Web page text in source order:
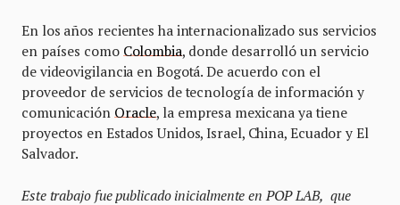
En los años recientes ha internacionalizado sus servicios
en países como Colombia, donde desarrolló un servicio
de videovigilancia en Bogotá. De acuerdo con el
proveedor de servicios de tecnología de información y
comunicación Oracle, la empresa mexicana ya tiene
proyectos en Estados Unidos, Israel, China, Ecuador y El
Salvador.
Este trabajo fue publicado inicialmente en POP LAB, que